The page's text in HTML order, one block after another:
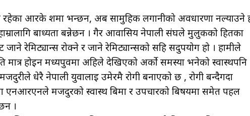
आरके शर्मा भन्छन, अब सामुहिक लगानीको अवधारणा नल्याउने
बाध्यता बन्नेछन । गैर आवासिय नेपाली संघले मुलुकको हितका
रेमिट्यान्स रोक्ने र जाने रेमिट्यान्सको सहि सदुपयोग हो । हामीले
मात्र होइन मध्यपुर्वमा अहिले देखिएको अर्को समस्या भनेको स्वास्थपनि
धेरै नेपाली युवालाइ उमेरमै रोगी बनाएको छ , रोगी बन्दैगर्दा
एनआरएनले मजदुरको स्वास्थ बिमा र उपचारको बिषयमा समेत पहल
।